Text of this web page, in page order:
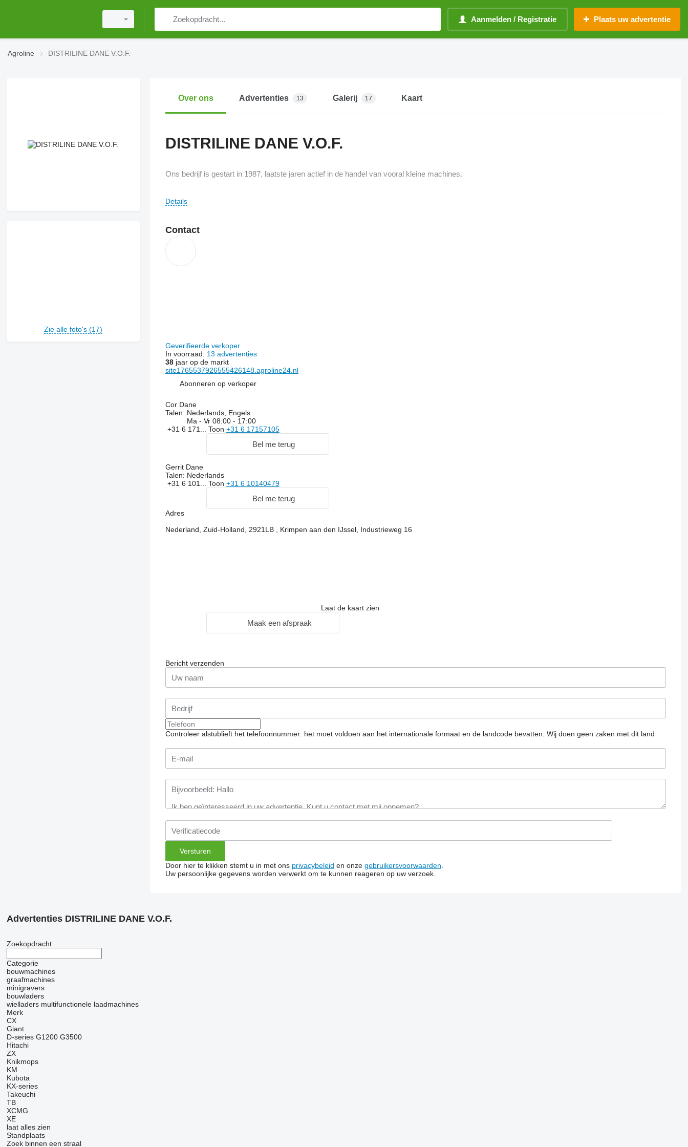
Aanmelden / Registratie Plaats uw advertentie
Agroline DISTRILINE DANE V.O.F.
Zie alle foto's (17)
Over ons Advertenties 13 Galerij 17 Kaart
DISTRILINE DANE V.O.F.
Ons bedrijf is gestart in 1987, laatste jaren actief in de handel van vooral kleine machines.
Details
Contact
Geverifieerde verkoper
In voorraad: 13 advertenties
38jaar op de markt
site1765537926555426148.agroline24.nl
Abonneren op verkoper
Cor Dane
Talen: Nederlands, Engels
Ma - Vr 08:00 - 17:00
+31 6 171... Toon +31 6 17157105
Bel me terug
Gerrit Dane
Talen: Nederlands
+31 6 101... Toon +31 6 10140479
Bel me terug
Adres
Nederland, Zuid-Holland, 2921LB , Krimpen aan den IJssel, Industrieweg 16
Laat de kaart zien
Maak een afspraak
Bericht verzenden
Controleer alstublieft het telefoonnummer: het moet voldoen aan het internationale formaat en de landcode bevatten. Wij doen geen zaken met dit land
Door hier te klikken stemt u in met ons privacybeleid en onze gebruikersvoorwaarden
Uw persoonlijke gegevens worden verwerkt om te kunnen reageren op uw verzoek.
Advertenties DISTRILINE DANE V.O.F.
Zoekopdracht
Categorie
bouwmachines
graafmachines
minigravers
bouwladers
wielladers multifunctionele laadmachines
Merk
CX
Giant
D-series G1200 G3500
Hitachi
ZX
Knikmops
KM
Kubota
KX-series
Takeuchi
TB
XCMG
XE
laat alles zien
Standplaats
Zoek binnen een straal